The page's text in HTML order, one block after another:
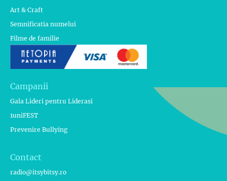
Art & Craft
Semnificatia numelui
Filme de familie
Campanii
Gala Lideri pentru Liderasi
1uniFEST
Prevenire Bullying
Contact
radio@itsybitsy.ro